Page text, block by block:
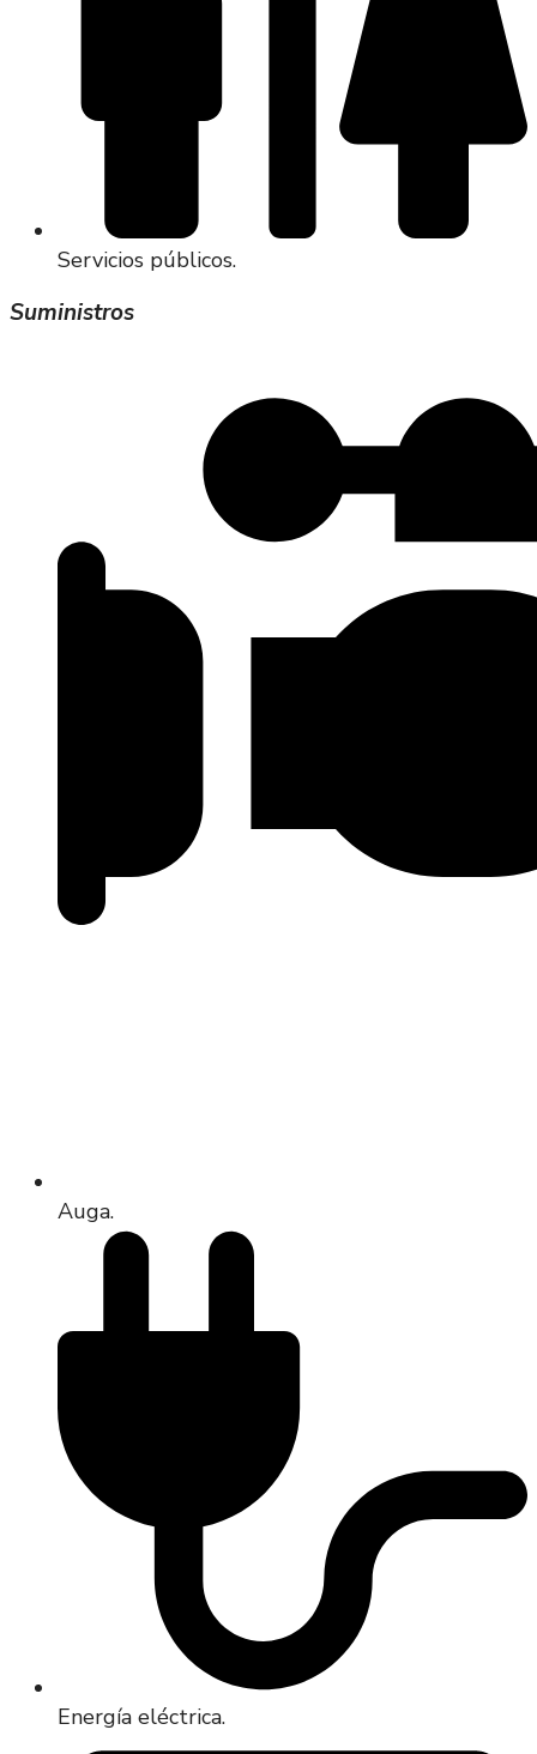
Servicios públicos.
Suministros
Auga.
Energía eléctrica.